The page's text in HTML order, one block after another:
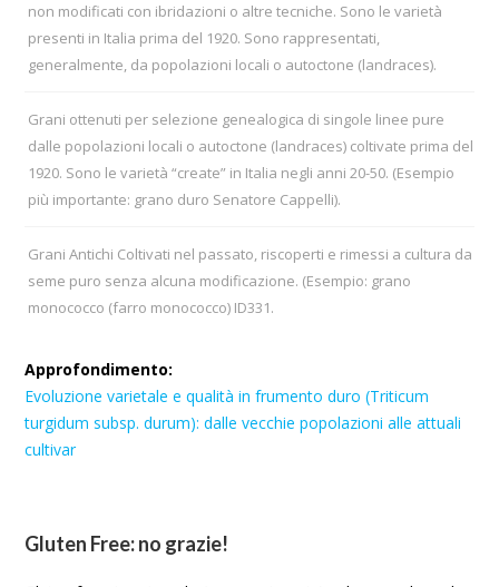
non modificati con ibridazioni o altre tecniche. Sono le varietà
presenti in Italia prima del 1920. Sono rappresentati,
generalmente, da popolazioni locali o autoctone (landraces).
Grani ottenuti per selezione genealogica di singole linee pure
dalle popolazioni locali o autoctone (landraces) coltivate prima del
1920. Sono le varietà “create” in Italia negli anni 20-50. (Esempio
più importante: grano duro Senatore Cappelli).
Grani Antichi Coltivati nel passato, riscoperti e rimessi a cultura da
seme puro senza alcuna modificazione. (Esempio: grano
monococco (farro monococco) ID331.
Approfondimento:
Evoluzione varietale e qualità in frumento duro (Triticum
turgidum subsp. durum): dalle vecchie popolazioni alle attuali
cultivar
Gluten Free: no grazie!